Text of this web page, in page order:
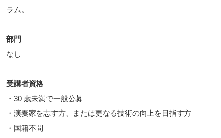
ラム。
部門
なし
受講者資格
・30 歳未満で一般公募
・演奏家を志す方、または更なる技術の向上を目指す方
・国籍不問